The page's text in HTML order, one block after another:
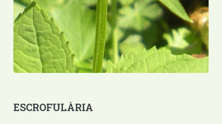
ESCROFULÀRIA